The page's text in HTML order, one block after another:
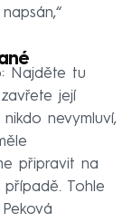
Najděte tu
její
nevymluví,
připravit na
Tohle